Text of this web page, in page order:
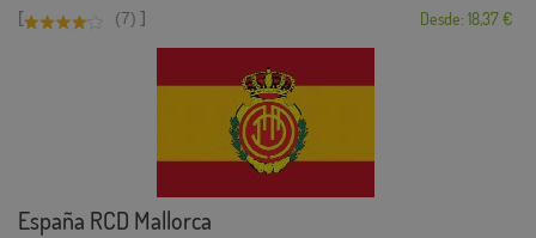
[ (7) ] Desde: 18,37 €
España RCD Mallorca